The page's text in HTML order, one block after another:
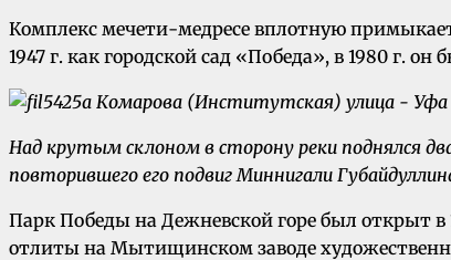
Комплекс мечети-медресе вплотную
1947 г. как городской сад «Победа», в 1980 г.
Над крутым склоном в сторону реки поднялся
повторившего его подвиг Миннигали
Парк Победы на Дежневской горе был открыт в
отлиты на Мытищинском заводе